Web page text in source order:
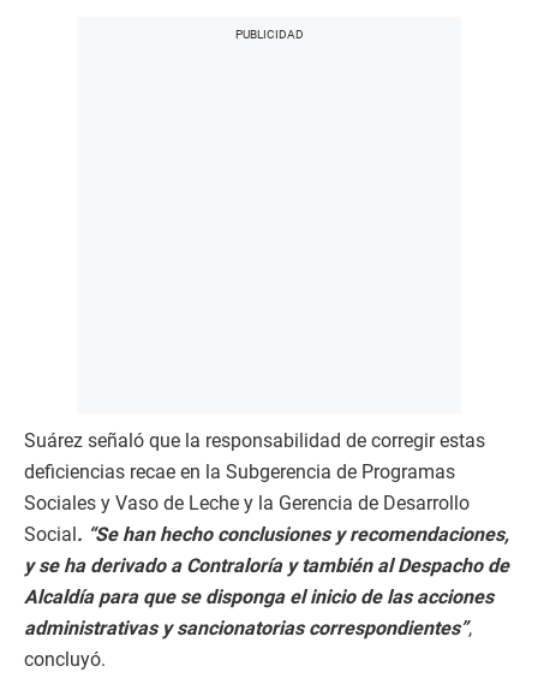
Suárez señaló que la responsabilidad de corregir estas
deficiencias recae en la Subgerencia de Programas
Sociales y Vaso de Leche y la Gerencia de Desarrollo
Social . “Se han hecho conclusiones y recomendaciones,
y se ha derivado a Contraloría y también al Despacho de
Alcaldía para que se disponga el inicio de las acciones
administrativas y sancionatorias correspondientes”,
concluyó.